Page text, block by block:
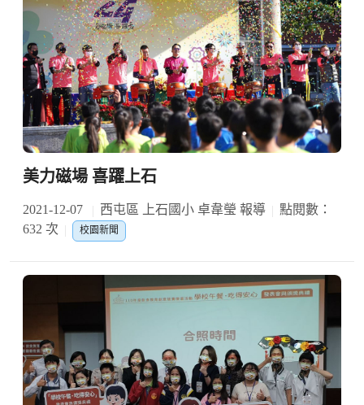
美力磁場 喜躍上石
2021-12-07 西屯區 上石國小 卓韋瑩 報導
點閱數：
632 次
校園新聞